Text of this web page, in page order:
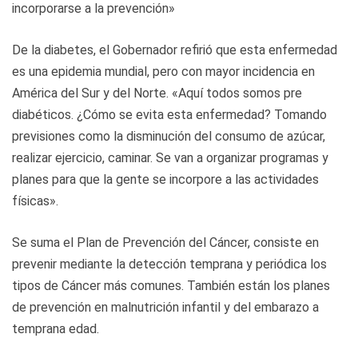
incorporarse a la prevención»
De la diabetes, el Gobernador refirió que esta enfermedad
es una epidemia mundial, pero con mayor incidencia en
América del Sur y del Norte. «Aquí todos somos pre
diabéticos. ¿Cómo se evita esta enfermedad? Tomando
previsiones como la disminución del consumo de azúcar,
realizar ejercicio, caminar. Se van a organizar programas y
planes para que la gente se incorpore a las actividades
físicas».
Se suma el Plan de Prevención del Cáncer, consiste en
prevenir mediante la detección temprana y periódica los
tipos de Cáncer más comunes. También están los planes
de prevención en malnutrición infantil y del embarazo a
temprana edad.